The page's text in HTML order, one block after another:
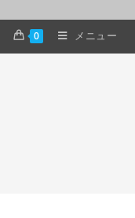
0
メニュー